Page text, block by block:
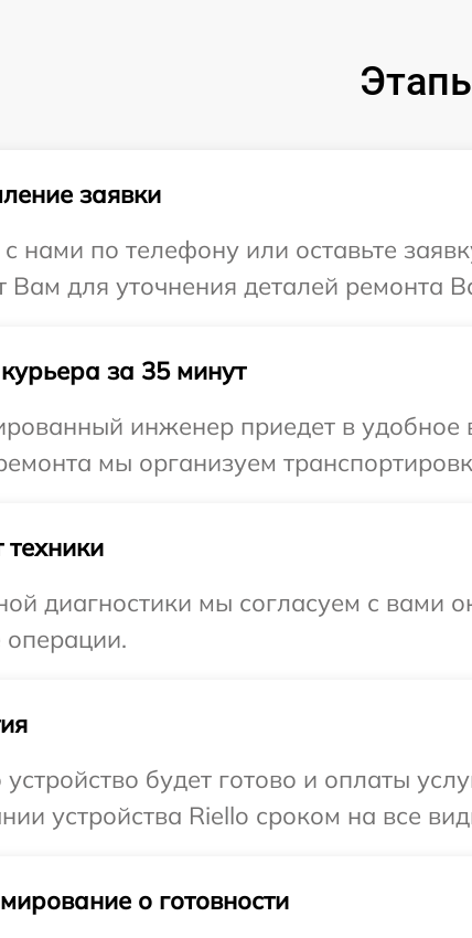
заявки
нами по телефону или оставьте
Вам для уточнения деталей ремонта
за 35 минут
инженер приедет в удобное
мы организуем
техники
диагностики мы согласуем с вами
устройство будет готово и оплаты
устройства Riello сроком на все
о готовности